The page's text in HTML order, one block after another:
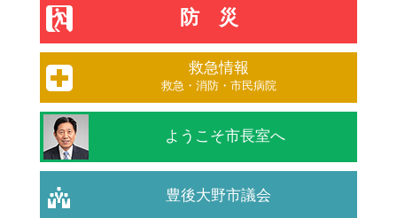
防災
救急情報
救急・消防・市民病院
ようこそ市長室へ
豊後大野市議会